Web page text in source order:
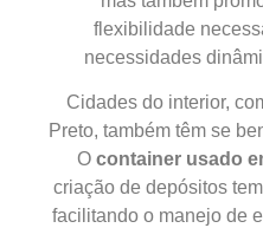
flexibilidade
necessidades
Cidades do interior,
Preto, também têm se
O container usado
criação de depósitos
facilitando o manejo de